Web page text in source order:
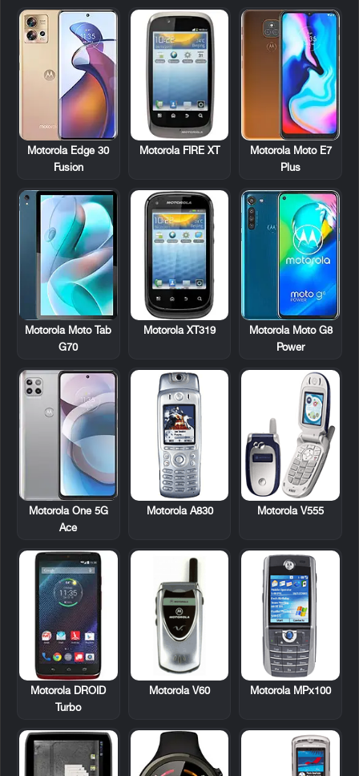
Motorola Moto E7
Plus
Motorola FIRE XT
Motorola Edge 30
Fusion
Motorola Moto G8
Power
Motorola XT319
Motorola Moto Tab
G70
Motorola V555
Motorola A830
Motorola One 5G
Ace
Motorola MPx100
Motorola V60
Motorola DROID
Turbo